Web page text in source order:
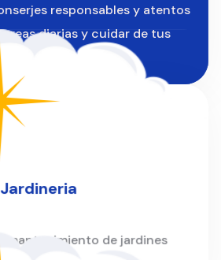
responsables y atentos
diarias y cuidar de tus
Jardineria
mantenimiento de jardines